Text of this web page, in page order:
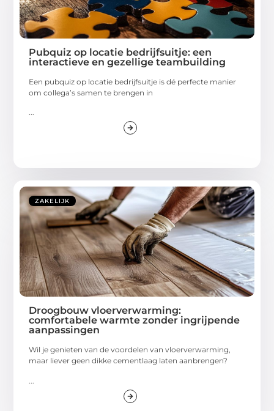
Pubquiz op locatie bedrijfsuitje: een
interactieve en gezellige teambuilding
Een pubquiz op locatie bedrijfsuitje is dé perfecte manier
om collega’s samen te brengen in
...
ZAKELIJK
Droogbouw vloerverwarming:
comfortabele warmte zonder ingrijpende
aanpassingen
Wil je genieten van de voordelen van vloerverwarming,
maar liever geen dikke cementlaag laten aanbrengen?